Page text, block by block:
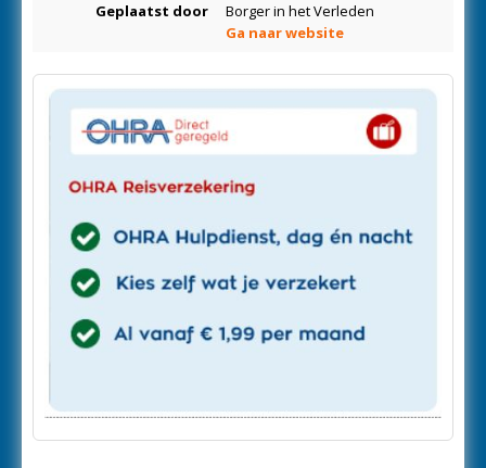
Geplaatst door
Borger in het Verleden
Ga naar website